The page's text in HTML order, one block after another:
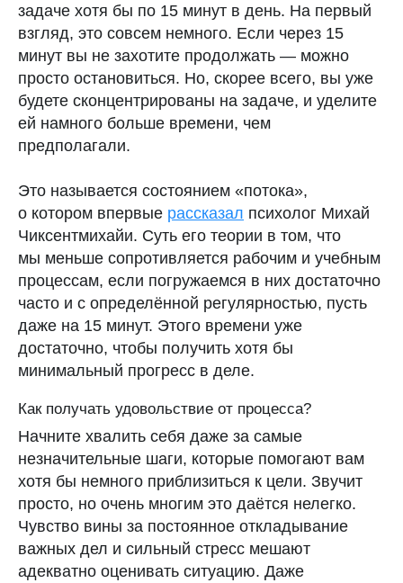
задаче хотя бы по 15 минут в день. На первый
взгляд, это совсем немного. Если через 15
минут вы не захотите продолжать — можно
просто остановиться. Но, скорее всего, вы уже
будете сконцентрированы на задаче, и уделите
ей намного больше времени, чем
предполагали.
Это называется состоянием «потока»,
о котором впервые рассказал психолог Михай
Чиксентмихайи. Суть его теории в том, что
мы меньше сопротивляется рабочим и учебным
процессам, если погружаемся в них достаточно
часто и с определённой регулярностью, пусть
даже на 15 минут. Этого времени уже
достаточно, чтобы получить хотя бы
минимальный прогресс в деле.
Как получать удовольствие от процесса?
Начните хвалить себя даже за самые
незначительные шаги, которые помогают вам
хотя бы немного приблизиться к цели. Звучит
просто, но очень многим это даётся нелегко.
Чувство вины за постоянное откладывание
важных дел и сильный стресс мешают
адекватно оценивать ситуацию. Даже
месячных Clatch
Бесплатный календарь месячных с точными
прогнозами, ежедневным контентом,
подробной аналитикой и возможностью
делиться циклом с близкими